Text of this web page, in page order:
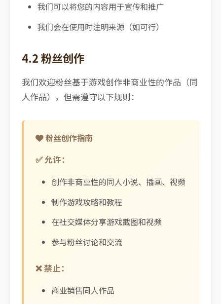
我们可以将您的内容用于宣传和推广
我们会在使用时注明来源（如可行）
4.2 粉丝创作
我们欢迎粉丝基于游戏创作非商业性的作品（同
人作品），但需遵守以下规则：
粉丝创作指南
✅ 允许：
创作非商业性的同人小说、插画、视频
制作游戏攻略和教程
在社交媒体分享游戏截图和视频
参与粉丝讨论和交流
❌ 禁止：
商业销售同人作品